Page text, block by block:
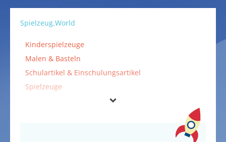
Spielzeug.World
Kinderspielzeuge
Malen & Basteln
Schulartikel & Einschulungsartikel
Spielzeuge